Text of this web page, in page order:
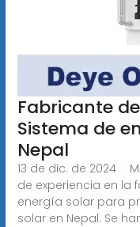
Fabricante
Sistema de
Nepal
13 de dic. de 2024 ·
de experiencia en la
energía solar para
solar en Nepal. Se